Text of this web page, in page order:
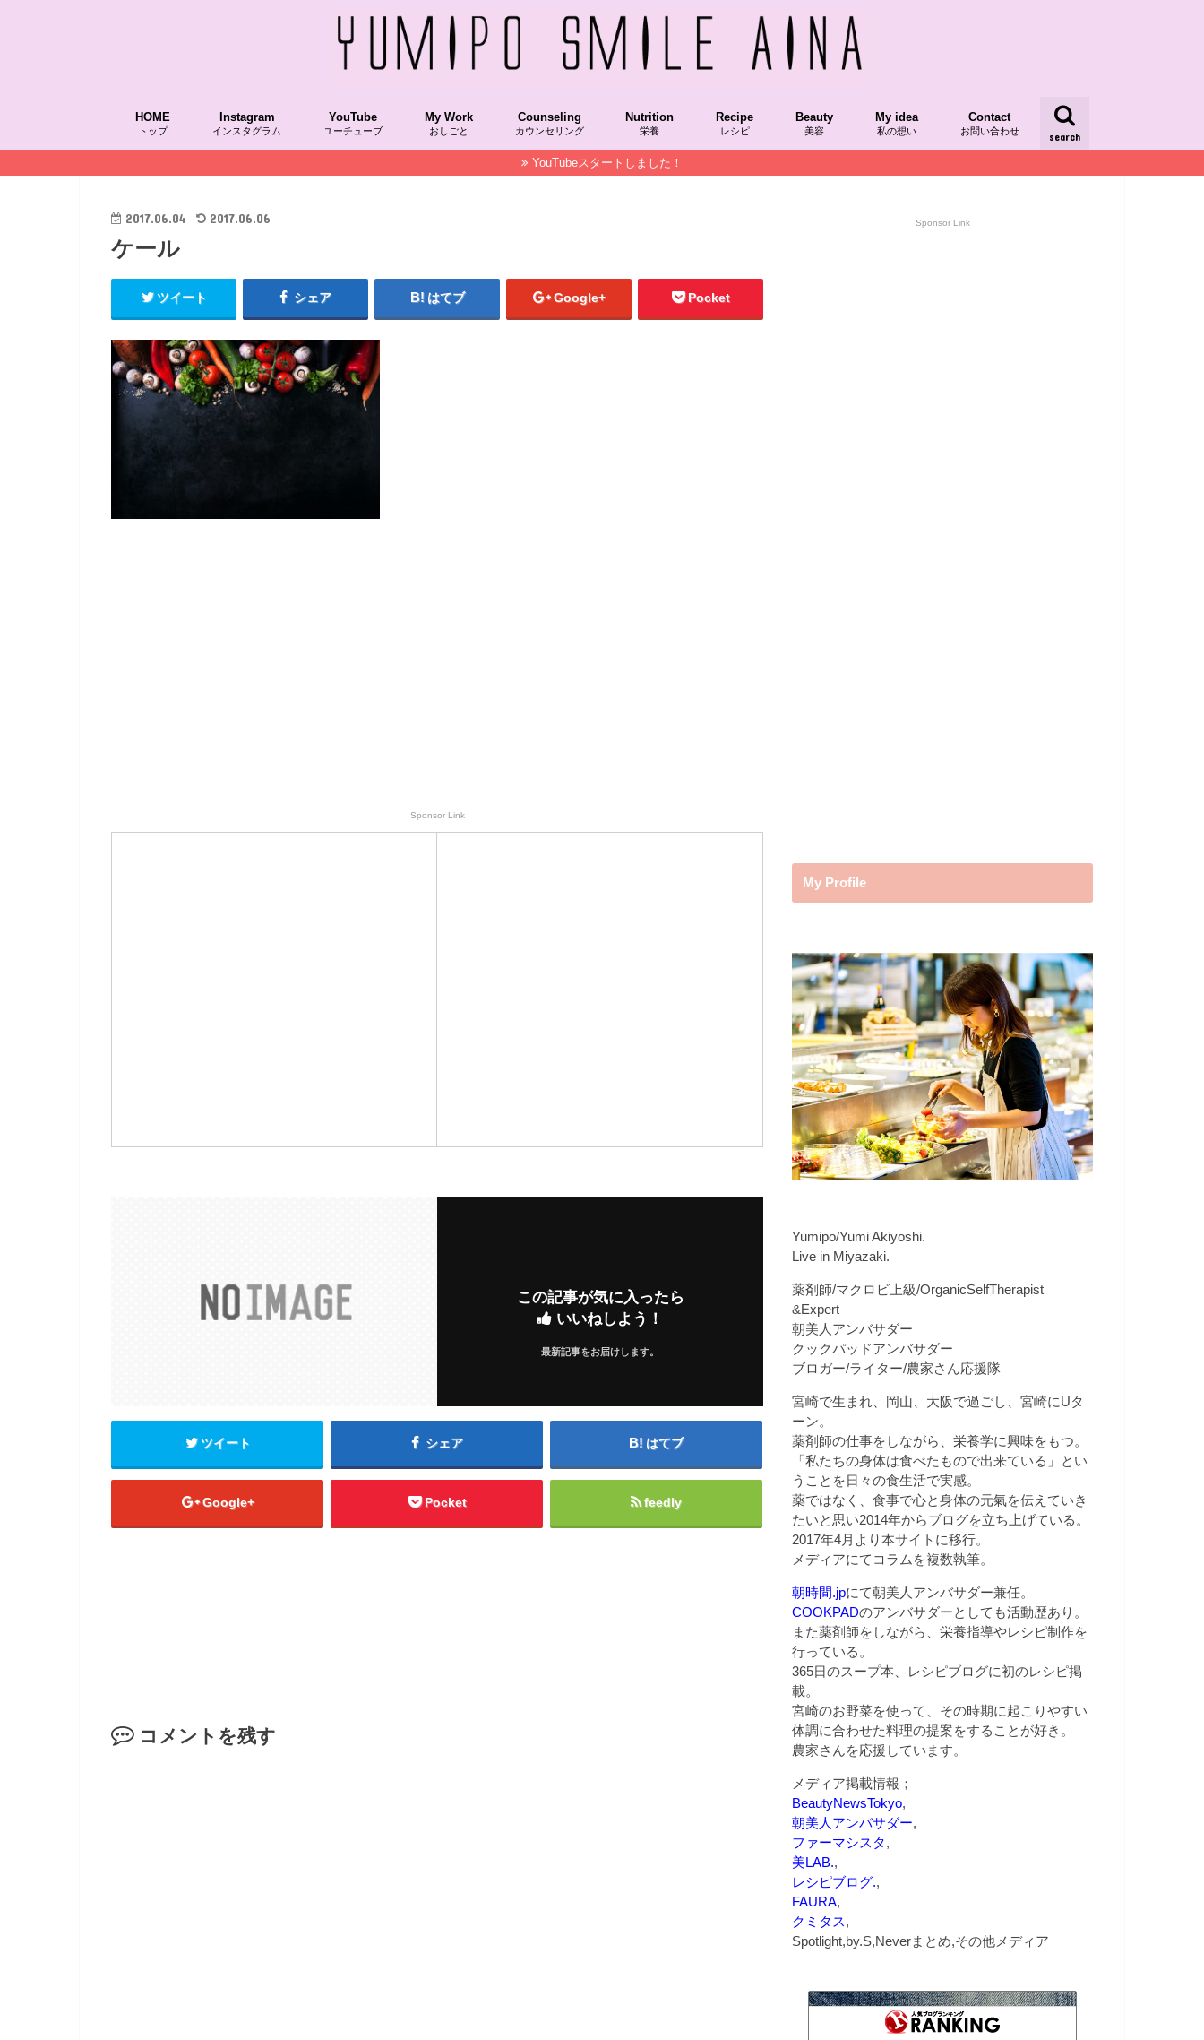
search
HOME
トップ
Instagram
インスタグラム
YouTube
ユーチューブ
My Work
おしごと
Recipekeisai/レシピ本掲載
COOKPAD/クックパッド
NablusSoap/ナーブルスソープ
OfficialColumn/メディア掲載コラム 朝時間.jp,朝美人アンバサダー
NablusSoap/ナーブルスソープ
MAQUIAチーム美セレブ記事
美LAB.
菌トレ
Counseling
カウンセリング
Nutrition
栄養
Hakkou/発酵食品
Grain/穀物
VegetableFood/植物性食品
AnimalFood/動物性食品
SuperFood/スーパーフード
Vitamin/ビタミン
Recipe
レシピ
Beauty
美容
My idea
私の想い
Contact
お問い合わせ
YouTubeスタートしました！
2017.06.04 2017.06.06
ケール
ツイート シェア はてブ Google+ Pocket
Sponsor Link
この記事が気に入ったら
いいねしよう！
最新記事をお届けします。
ツイート シェア はてブ
Google+ Pocket feedly
コメントを残す
Sponsor Link
My Profile
Yumipo/Yumi Akiyoshi.
Live in Miyazaki.
薬剤師/マクロビ上級/OrganicSelfTherapist
&Expert
朝美人アンバサダー
クックパッドアンバサダー
ブロガー/ライター/農家さん応援隊
宮崎で生まれ、岡山、大阪で過ごし、宮崎にUタ
ーン。
薬剤師の仕事をしながら、栄養学に興味をもつ。
「私たちの身体は食べたもので出来ている」とい
うことを日々の食生活で実感。
薬ではなく、食事で心と身体の元氣を伝えていき
たいと思い2014年からブログを立ち上げている。
2017年4月より本サイトに移行。
メディアにてコラムを複数執筆。
朝時間.jpにて朝美人アンバサダー兼任。
COOKPADのアンバサダーとしても活動歴あり。
また薬剤師をしながら、栄養指導やレシピ制作を
行っている。
365日のスープ本、レシピブログに初のレシピ掲
載。
宮崎のお野菜を使って、その時期に起こりやすい
体調に合わせた料理の提案をすることが好き。
農家さんを応援しています。
メディア掲載情報；
BeautyNewsTokyo,
朝美人アンバサダー,
ファーマシスタ,
美LAB.,
レシピブログ.,
FAURA,
クミタス,
Spotlight,by.S,Neverまとめ,その他メディア
自由な薬剤師〜ＫＡＺＵＨＩＲＯブログ
病院薬剤師って何考えてる？